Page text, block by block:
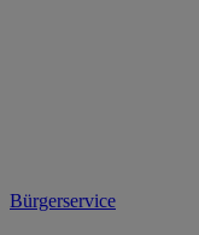
Bürgerservice